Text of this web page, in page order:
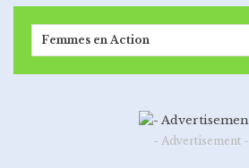
Femmes en Action
- Advertisement -